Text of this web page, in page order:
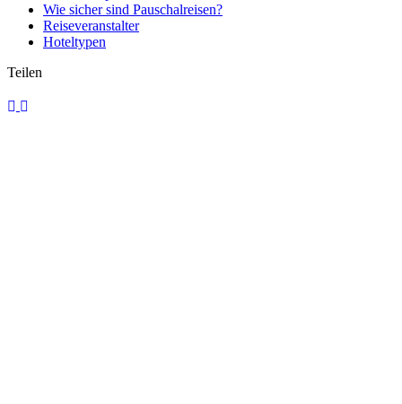
Wie sicher sind Pauschalreisen?
Reiseveranstalter
Hoteltypen
Teilen